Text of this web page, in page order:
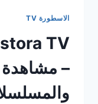
الاسطورة TV
– مشاهدة